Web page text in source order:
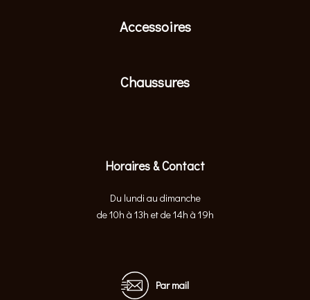
Accessoires
Chaussures
Horaires & Contact
Du lundi au dimanche
de 10h à 13h et de 14h à 19h
Par mail